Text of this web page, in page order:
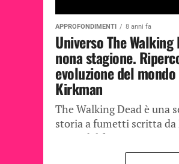
APPROFONDIMENTI 8 anni fa
Universo The
nona stagione.
evoluzione del
Kirkman
The Walking Dead è una
storia a fumetti scritta
genio del fumettista